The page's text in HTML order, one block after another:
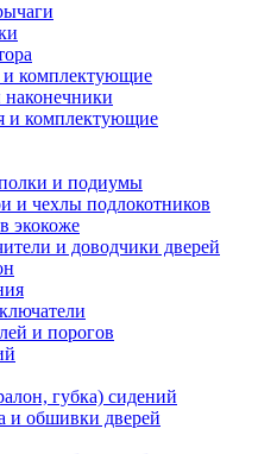
и комплектующие
наконечники
и комплектующие
и подиумы
и чехлы подлокотников
экокоже
и доводчики дверей
и порогов
губка) сидений
и обшивки дверей